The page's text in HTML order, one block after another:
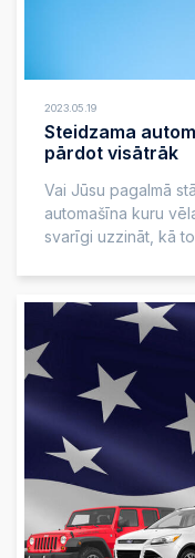
2023.05.19
Steidzama
pārdot visātrāk
Vai Jūsu pagalmā
automašīna kuru
svarīgi uzzināt, kā